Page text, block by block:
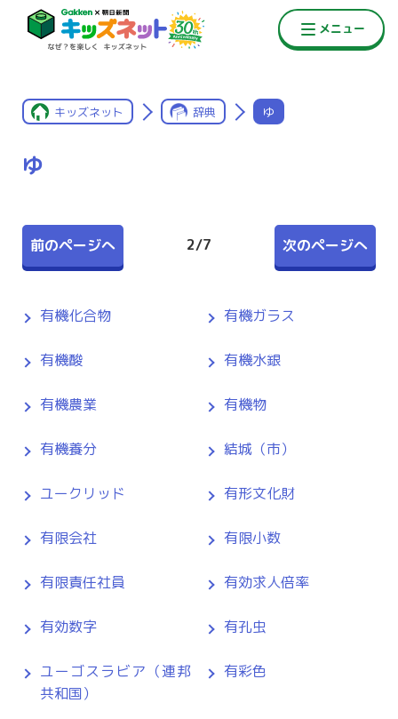
キッズネット 辞典 ゆ
ゆ
前のページへ 次のページへ
2/7
有機化合物 有機ガラス
有機酸 有機水銀
有機農業 有機物
有機養分 結城（市）
ユークリッド 有形文化財
有限会社 有限小数
有限責任社員 有効求人倍率
有効数字 有孔虫
ユーゴスラビア（連邦
共和国）
有彩色